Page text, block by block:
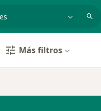
Más filtros